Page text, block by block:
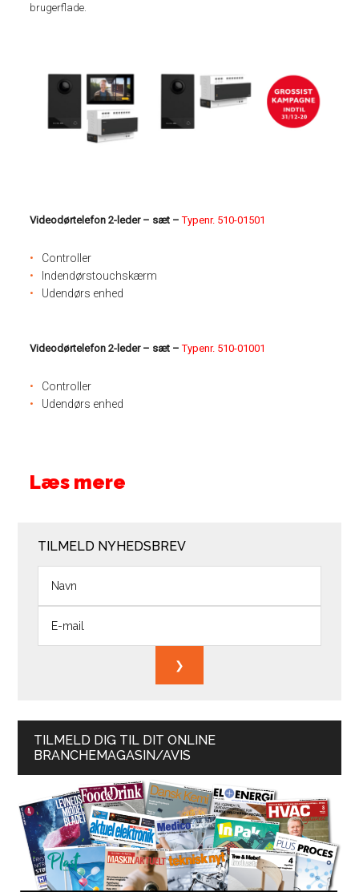
brugerflade.
Videodørtelefon 2-leder – sæt –Typenr. 510-01501
Controller
Indendørstouchskærm
Udendørs enhed
Videodørtelefon 2-leder – sæt –Typenr. 510-01001
Controller
Udendørs enhed
Læs mere
TILMELD NYHEDSBREV
TILMELD DIG TIL DIT ONLINE
BRANCHEMAGASIN/AVIS